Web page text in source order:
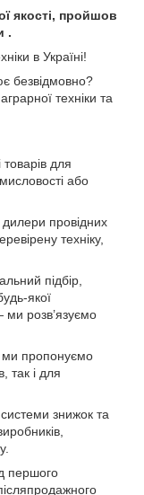
якості, пройшов
.
в Україні!
безвідмовно?
техніки та
для
або
провідних
техніку,
підбір,
якої
розв’язуємо
пропонуємо
так і для
знижок та
першого